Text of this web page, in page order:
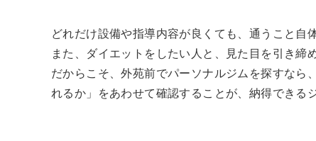
どれだけ設備や指導内容が良くても、通うこと自
また、ダイエットをしたい人と、見た目を引き締
だからこそ、外苑前でパーソナルジムを探すな
れるか」をあわせて確認することが、納得できる